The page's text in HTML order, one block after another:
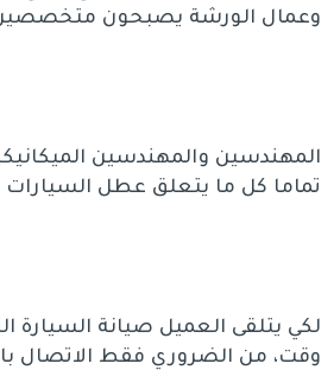
وعمال الورشة يصبحون
المهندسين والمهندسين
تماما كل ما يتعلق عطل السيارات
لكي يتلقى العميل صيانة السيارة
وقت، من الضروري فقط الاتصال